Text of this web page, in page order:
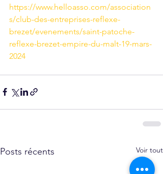
https://www.helloasso.com/association
s/club-des-entreprises-reflexe-
brezet/evenements/saint-patoche-
reflexe-brezet-empire-du-malt-19-mars-
2024
Posts récents Voir tout